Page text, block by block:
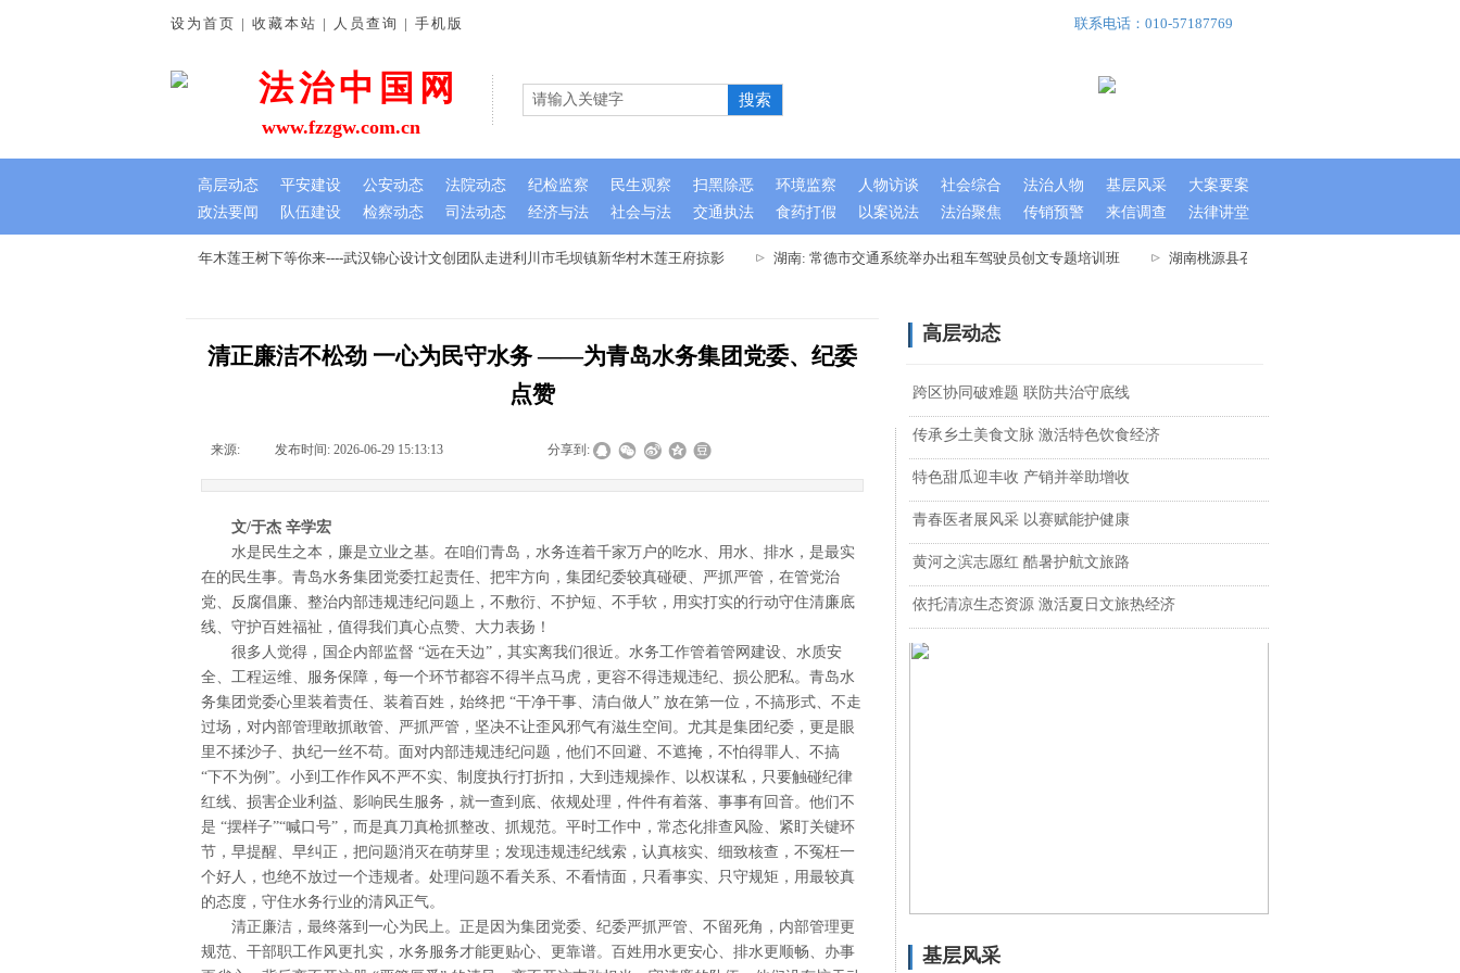
七夕文创节，我在千年木莲王树下等你来----武汉锦心设计文创团队走进利川市毛坝镇新华村木莲王府掠影 湖南: 常德市交通系统举办出租车驾驶员创文专题培训班 湖南桃源县召开文明城市指数测评迎检工作大会
法治中国网
政法要闻 队伍建设 检察动态 司法动态 经济与法 社会与法 交通执法 食药打假 以案说法 法治聚焦 传销预警 来信调查 法律讲堂
设为首页 | 收藏本站 | 人员查询 | 手机版 联系电话：010-57187769
搜索
www.fzzgw.com.cn
高层动态 平安建设 公安动态 法院动态 纪检监察 民生观察 扫黑除恶 环境监察 人物访谈 社会综合 法治人物 基层风采 大案要案
高层动态
清正廉洁不松劲 一心为民守水务 ——为青岛水务集团党委、纪委
点赞
来源: 发布时间: 2026-06-29 15:13:13 分享到:
文/于杰 辛学宏
水是民生之本，廉是立业之基。在咱们青岛，水务连着千家万户的吃水、用水、排水，是最实
在的民生事。青岛水务集团党委扛起责任、把牢方向，集团纪委较真碰硬、严抓严管，在管党治
党、反腐倡廉、整治内部违规违纪问题上，不敷衍、不护短、不手软，用实打实的行动守住清廉底
线、守护百姓福祉，值得我们真心点赞、大力表扬！
很多人觉得，国企内部监督 “远在天边”，其实离我们很近。水务工作管着管网建设、水质安
全、工程运维、服务保障，每一个环节都容不得半点马虎，更容不得违规违纪、损公肥私。青岛水
务集团党委心里装着责任、装着百姓，始终把 “干净干事、清白做人” 放在第一位，不搞形式、不走
过场，对内部管理敢抓敢管、严抓严管，坚决不让歪风邪气有滋生空间。尤其是集团纪委，更是眼
里不揉沙子、执纪一丝不苟。面对内部违规违纪问题，他们不回避、不遮掩，不怕得罪人、不搞
“下不为例”。小到工作作风不严不实、制度执行打折扣，大到违规操作、以权谋私，只要触碰纪律
红线、损害企业利益、影响民生服务，就一查到底、依规处理，件件有着落、事事有回音。他们不
是 “摆样子”“喊口号”，而是真刀真枪抓整改、抓规范。平时工作中，常态化排查风险、紧盯关键环
节，早提醒、早纠正，把问题消灭在萌芽里；发现违规违纪线索，认真核实、细致核查，不冤枉一
个好人，也绝不放过一个违规者。处理问题不看关系、不看情面，只看事实、只守规矩，用最较真
的态度，守住水务行业的清风正气。
清正廉洁，最终落到一心为民上。正是因为集团党委、纪委严抓严管、不留死角，内部管理更
规范、干部职工作风更扎实，水务服务才能更贴心、更靠谱。百姓用水更安心、排水更顺畅、办事
跨区协同破难题 联防共治守底线
传承乡土美食文脉 激活特色饮食经济
特色甜瓜迎丰收 产销并举助增收
青春医者展风采 以赛赋能护健康
黄河之滨志愿红 酷暑护航文旅路
依托清凉生态资源 激活夏日文旅热经济
基层风采